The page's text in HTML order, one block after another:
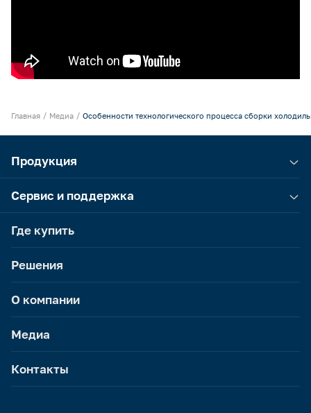
Главная Медиа Особенности технологического процесса сборки
Продукция
Сервис и поддержка
Где купить
Решения
О компании
Медиа
Контакты
Термоконтейнеры FoodLine
Решения для Вашего Dark Store